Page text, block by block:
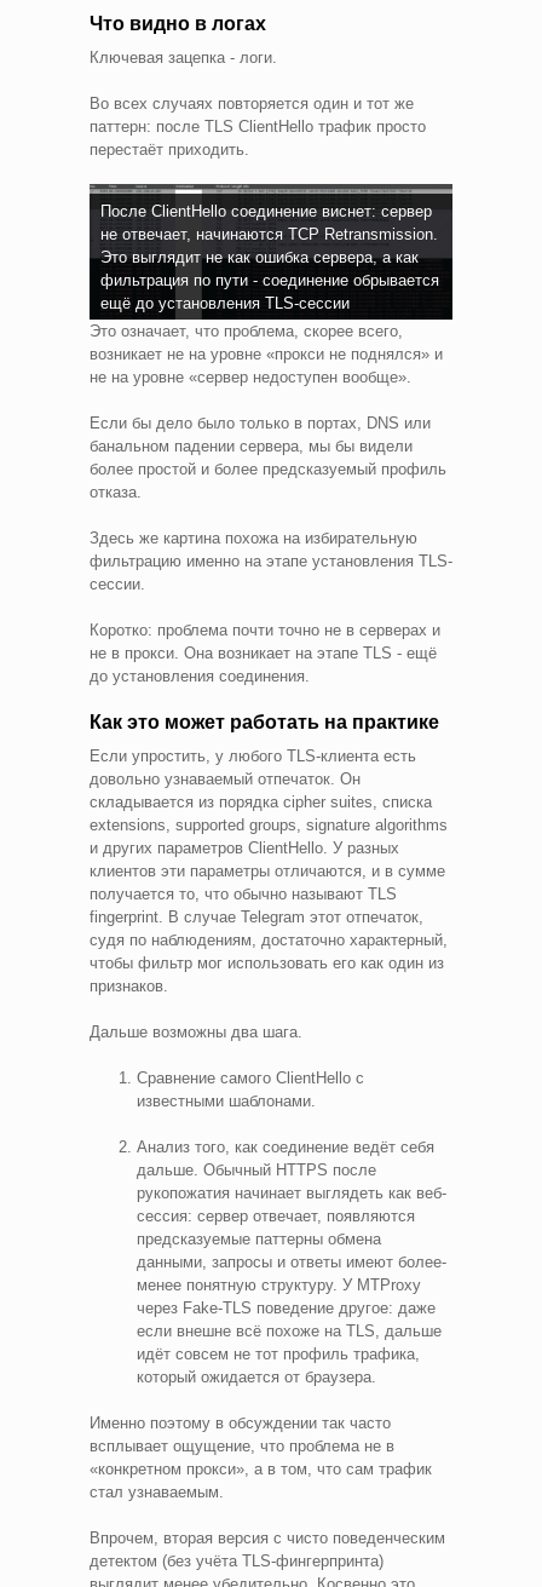
Что видно в логах
Ключевая зацепка - логи.
Во всех случаях повторяется один и тот же
паттерн: после TLS ClientHello трафик просто
перестаёт приходить.
После ClientHello соединение виснет: сервер
не отвечает, начинаются TCP Retransmission.
Это выглядит не как ошибка сервера, а как
фильтрация по пути - соединение обрывается
ещё до установления TLS-сессии
Это означает, что проблема, скорее всего,
возникает не на уровне «прокси не поднялся» и
не на уровне «сервер недоступен вообще».
Если бы дело было только в портах, DNS или
банальном падении сервера, мы бы видели
более простой и более предсказуемый профиль
отказа.
Здесь же картина похожа на избирательную
фильтрацию именно на этапе установления TLS-
сессии.
Коротко: проблема почти точно не в серверах и
не в прокси. Она возникает на этапе TLS - ещё
до установления соединения.
Как это может работать на практике
Если упростить, у любого TLS-клиента есть
довольно узнаваемый отпечаток. Он
складывается из порядка cipher suites, списка
extensions, supported groups, signature algorithms
и других параметров ClientHello. У разных
клиентов эти параметры отличаются, и в сумме
получается то, что обычно называют TLS
fingerprint. В случае Telegram этот отпечаток,
судя по наблюдениям, достаточно характерный,
чтобы фильтр мог использовать его как один из
признаков.
Дальше возможны два шага.
Сравнение самого ClientHello с
известными шаблонами.
Анализ того, как соединение ведёт себя
дальше. Обычный HTTPS после
рукопожатия начинает выглядеть как веб-
сессия: сервер отвечает, появляются
предсказуемые паттерны обмена
данными, запросы и ответы имеют более-
менее понятную структуру. У MTProxy
через Fake-TLS поведение другое: даже
если внешне всё похоже на TLS, дальше
идёт совсем не тот профиль трафика,
который ожидается от браузера.
Именно поэтому в обсуждении так часто
всплывает ощущение, что проблема не в
«конкретном прокси», а в том, что сам трафик
стал узнаваемым.
Впрочем, вторая версия с чисто поведенческим
детектом (без учёта TLS-фингерпринта)